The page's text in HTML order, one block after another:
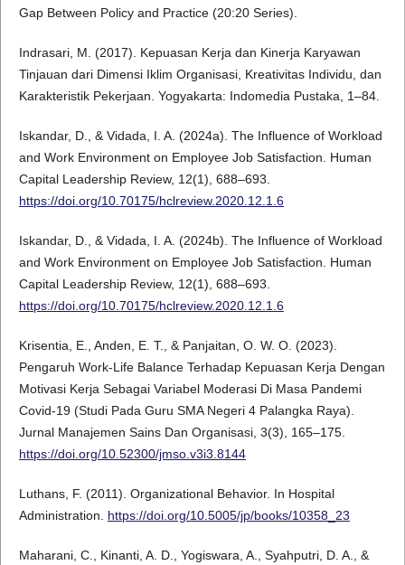
Gap Between Policy and Practice (20:20 Series).
Indrasari, M. (2017). Kepuasan Kerja dan Kinerja Karyawan
Tinjauan dari Dimensi Iklim Organisasi, Kreativitas Individu, dan
Karakteristik Pekerjaan. Yogyakarta: Indomedia Pustaka, 1–84.
Iskandar, D., & Vidada, I. A. (2024a). The Influence of Workload
and Work Environment on Employee Job Satisfaction. Human
Capital Leadership Review, 12(1), 688–693.
https://doi.org/10.70175/hclreview.2020.12.1.6
Iskandar, D., & Vidada, I. A. (2024b). The Influence of Workload
and Work Environment on Employee Job Satisfaction. Human
Capital Leadership Review, 12(1), 688–693.
https://doi.org/10.70175/hclreview.2020.12.1.6
Krisentia, E., Anden, E. T., & Panjaitan, O. W. O. (2023).
Pengaruh Work-Life Balance Terhadap Kepuasan Kerja Dengan
Motivasi Kerja Sebagai Variabel Moderasi Di Masa Pandemi
Covid-19 (Studi Pada Guru SMA Negeri 4 Palangka Raya).
Jurnal Manajemen Sains Dan Organisasi, 3(3), 165–175.
https://doi.org/10.52300/jmso.v3i3.8144
Luthans, F. (2011). Organizational Behavior. In Hospital
Administration. https://doi.org/10.5005/jp/books/10358_23
Maharani, C., Kinanti, A. D., Yogiswara, A., Syahputri, D. A., &